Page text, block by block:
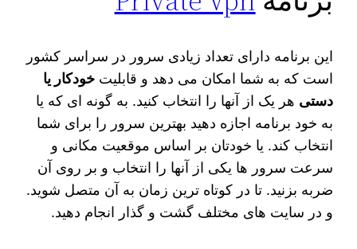
این برنامه دارای تعداد زیادی سرور در سراسر کشور
است که به شما امکان می دهد و قابلیتخودکار یا
دستی هر یک از آنها را انتخاب کنید. به گونه ای که یا
به خود برنامه اجازه دهید بهترین سرور را برای شما
انتخاب کند. یا خودتان بر اساس موقعیت مکانی و
سرعت سرور ها یکی از آنها را انتخاب و بر روی آن
ضربه بزنید. تا در کوتاه ترین زمان به آن متصل شوید.
و در سایت های مختلف گشت و گذار انجام دهید.